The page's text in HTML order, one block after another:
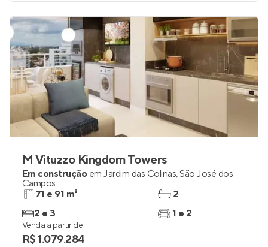
M Vituzzo Kingdom Towers
Em construção em Jardim das Colinas,São José dos
Campos
71 e 91 m²
2 e 3
2
1 e 2
Venda a partir de
R$ 1.079.284